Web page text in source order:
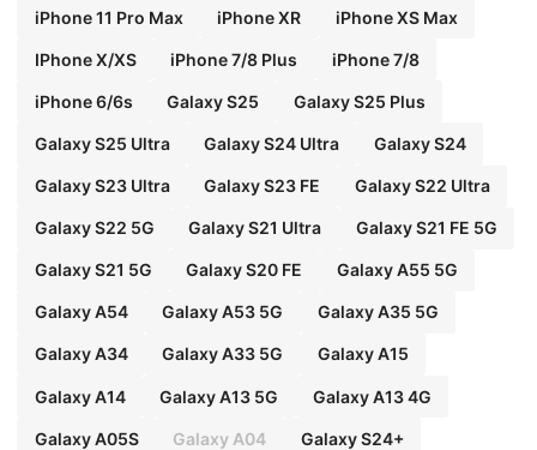
iPhone 11 Pro Max iPhone XR iPhone XS Max
IPhone X/XS iPhone 7/8 Plus iPhone 7/8
iPhone 6/6s Galaxy S25 Galaxy S25 Plus
Galaxy S25 Ultra Galaxy S24 Ultra Galaxy S24
Galaxy S23 Ultra Galaxy S23 FE Galaxy S22 Ultra
Galaxy S22 5G Galaxy S21 Ultra Galaxy S21 FE 5G
Galaxy S21 5G Galaxy S20 FE Galaxy A55 5G
Galaxy A54 Galaxy A53 5G Galaxy A35 5G
Galaxy A34 Galaxy A33 5G Galaxy A15
Galaxy A14 Galaxy A13 5G Galaxy A13 4G
Galaxy A05S Galaxy A04 Galaxy S24+